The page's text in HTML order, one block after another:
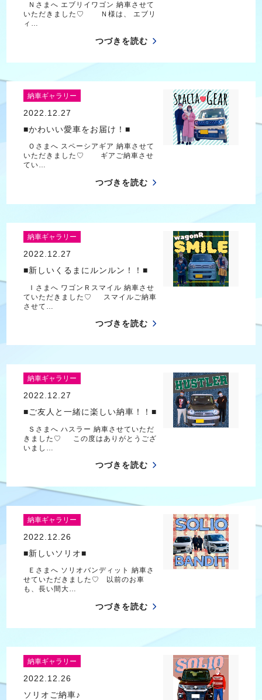
Ｎさまへ エブリイワゴン 納車させて
いただきました♡ Ｎ様は、 エブリ
ィ…
つづきを読む
納車ギャラリー
2022.12.27
■かわいい愛車をお届け！■
Ｏさまへ スペーシアギア 納車させて
いただきました♡ ギアご納車させ
てい…
つづきを読む
納車ギャラリー
2022.12.27
■新しいくるまにルンルン！！■
Ｉさまへ ワゴンＲスマイル 納車させ
ていただきました♡ スマイルご納車
させて…
つづきを読む
納車ギャラリー
2022.12.27
■ご友人と一緒に楽しい納車！！■
Ｓさまへ ハスラー 納車させていただ
きました♡ この度はありがとうござ
いまし…
つづきを読む
納車ギャラリー
2022.12.26
■新しいソリオ■
Ｅさまへ ソリオバンディット 納車さ
せていただきました♡ 以前のお車
も、長い間大…
つづきを読む
納車ギャラリー
2022.12.26
ソリオご納車♪